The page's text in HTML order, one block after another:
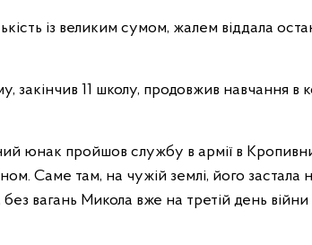
із великим сумом, жалем віддала
закінчив 11 школу, продовжив навчання в
юнак пройшов службу в армії в
Саме там, на чужій землі, його
без вагань Микола вже на третій день